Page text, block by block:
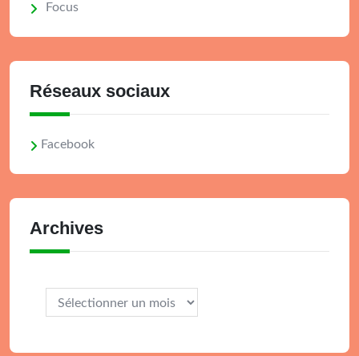
Focus
Réseaux sociaux
Facebook
Archives